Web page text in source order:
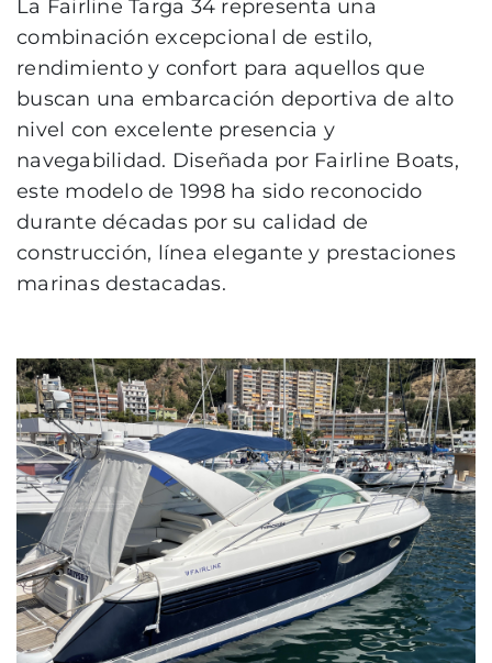
La Fairline Targa 34 representa una
combinación excepcional de estilo,
rendimiento y confort para aquellos que
buscan una embarcación deportiva de alto
nivel con excelente presencia y
navegabilidad. Diseñada por Fairline Boats,
este modelo de 1998 ha sido reconocido
durante décadas por su calidad de
construcción, línea elegante y prestaciones
marinas destacadas.